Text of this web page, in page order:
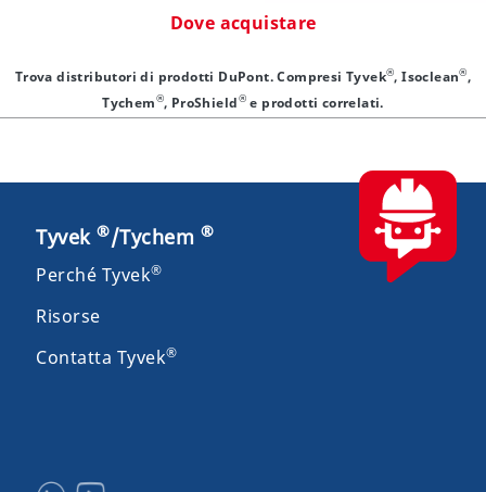
Dove acquistare
Trova distributori di prodotti DuPont. Compresi Tyvek®, Isoclean®,
Tychem®, ProShield®e prodotti correlati.
Tyvek ®/Tychem ®
Perché Tyvek®
Risorse
Contatta Tyvek®